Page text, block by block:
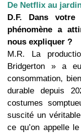
De Netflix au
D.F. Dans
phénomène a
nous expliquer ?
M.R. La
Bridgerton » a
consommation,
durable depuis
costumes
suscité un
ce qu’on appelle